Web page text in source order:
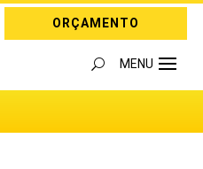
ORÇAMENTO